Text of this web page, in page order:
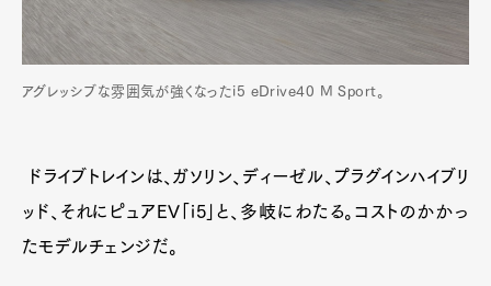
アグレッシブな雰囲気が強くなったi5 eDrive40 M Sport。
ドライブトレインは、ガソリン、ディーゼル、プラグインハイブリ
ッド、それにピュアEV「i5」と、多岐にわたる。コストのかかっ
たモデルチェンジだ。